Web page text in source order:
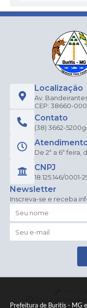
Prefeitura de Buritis - MG
pal
Rodri
gues
Maia
pos
Localização
Av.
CEP: 38660-000
Contato
(38) 3662-5200
De 2ª a 6ª feira,
CNPJ
18.125.146/0001-
Newsletter
Inscreva-se e receba